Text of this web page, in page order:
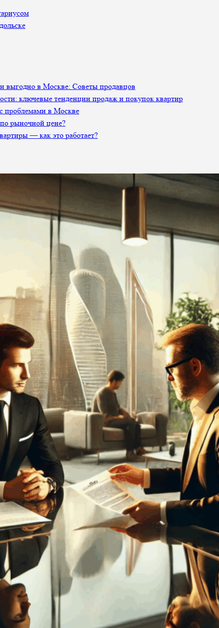
выгодно в Москве: Советы продавцов
ключевые тенденции продаж и покупок квартир
проблемами в Москве
рыночной цене?
— как это работает?